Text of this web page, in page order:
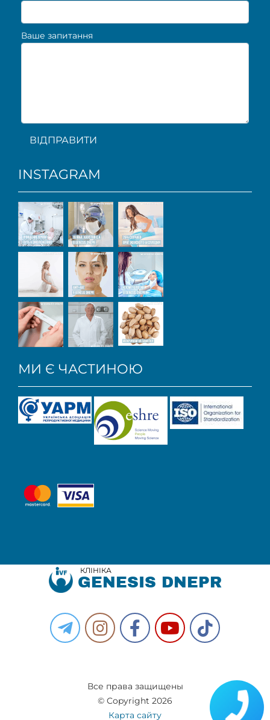
Ваше запитання
ВІДПРАВИТИ
INSTAGRAM
МИ Є ЧАСТИНОЮ
КЛІНІКА
GENESIS DNEPR
Все права защищены
© Copyright 2026
Карта сайту